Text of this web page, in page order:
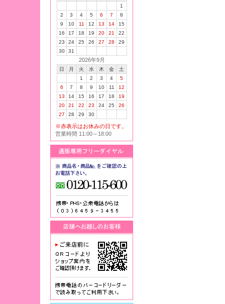
1
2
3 4 5 6 7
8
9
10 11 12 13 14
15
16
17 18 19 20 21
22
23
24 25 26 27 28
29
30
31
2026年9月
日 月 火 水 木 金
土
1
2 3 4
5
6
7 8 9 10 11
12
13
14 15 16 17 18
19
20
21 22 23 24 25
26
27
28 29 30
※赤表示はお休みの日です。
営業時間 11:00～18:00